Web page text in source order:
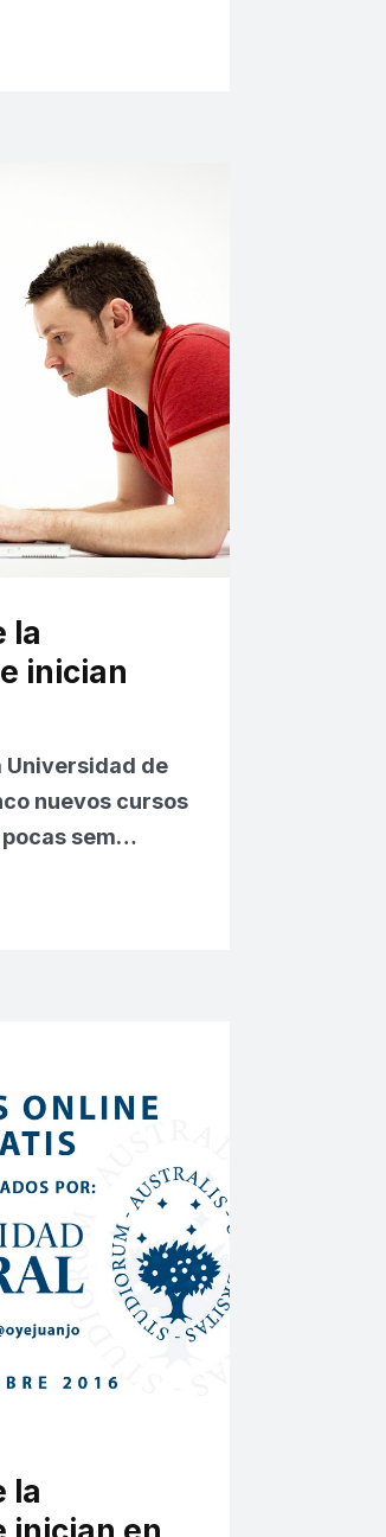
la
inician
Universidad de
nuevos cursos
sem…
la